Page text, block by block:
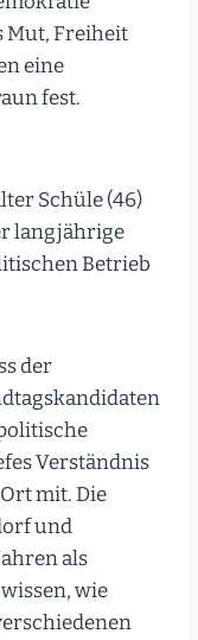
Mut, Freiheit
eine
fest.
Schüle (46)
langjährige
Betrieb
der
Verständnis
mit. Die
und
als
wie